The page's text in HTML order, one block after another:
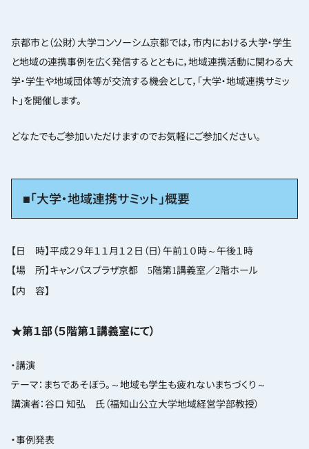
京都市と（公財）大学コンソーシム京都では，市内における大学・学生
と地域の連携事例を広く発信するとともに，地域連携活動に関わる大
学・学生や地域団体等が交流する機会として，「大学・地域連携サミッ
ト」を開催します。
どなたでもご参加いただけますのでお気軽にご参加ください。
■「大学・地域連携サミット」概要
【日 時】平成２９年１１月１２日（日）午前１０時～午後１時
【場 所】キャンパスプラザ京都
5階第1講義室／2階ホール
【内 容】
★第１部（５階第１講義室にて）
・講演
テーマ：まちであそぼう。～地域も学生も疲れないまちづくり～
講演者：谷口 知弘 氏（福知山公立大学地域経営学部教授）
・事例発表